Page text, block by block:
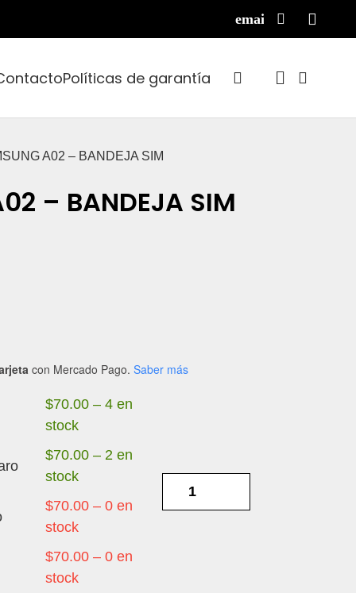
Políticas de garantía
A02 – BANDEJA SIM
– BANDEJA SIM
con Mercado Pago. Saber más
$70.00– 4 en
stock
$70.00– 2 en
stock
$70.00– 0 en
stock
$70.00– 0 en
stock